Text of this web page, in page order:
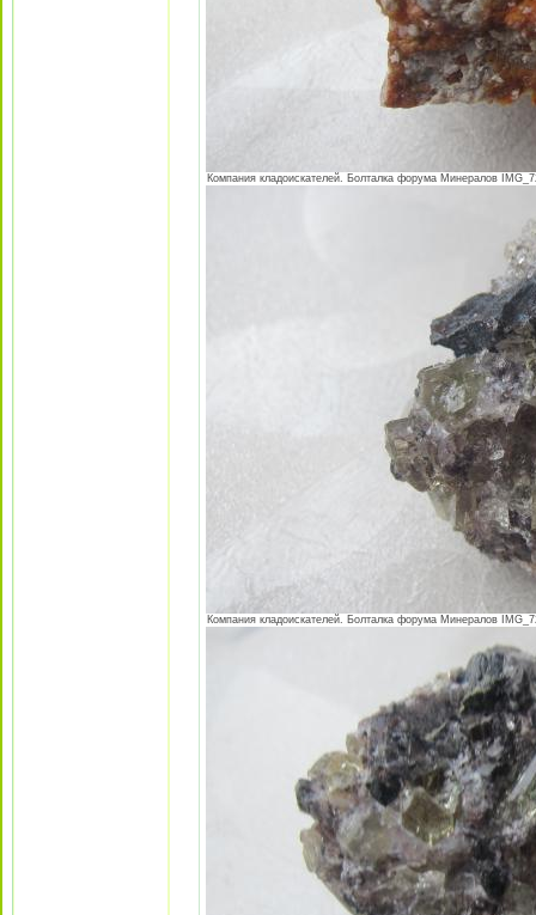
Компания кладоискателей. Болталка форума Минералов
Компания кладоискателей. Болталка форума Минералов